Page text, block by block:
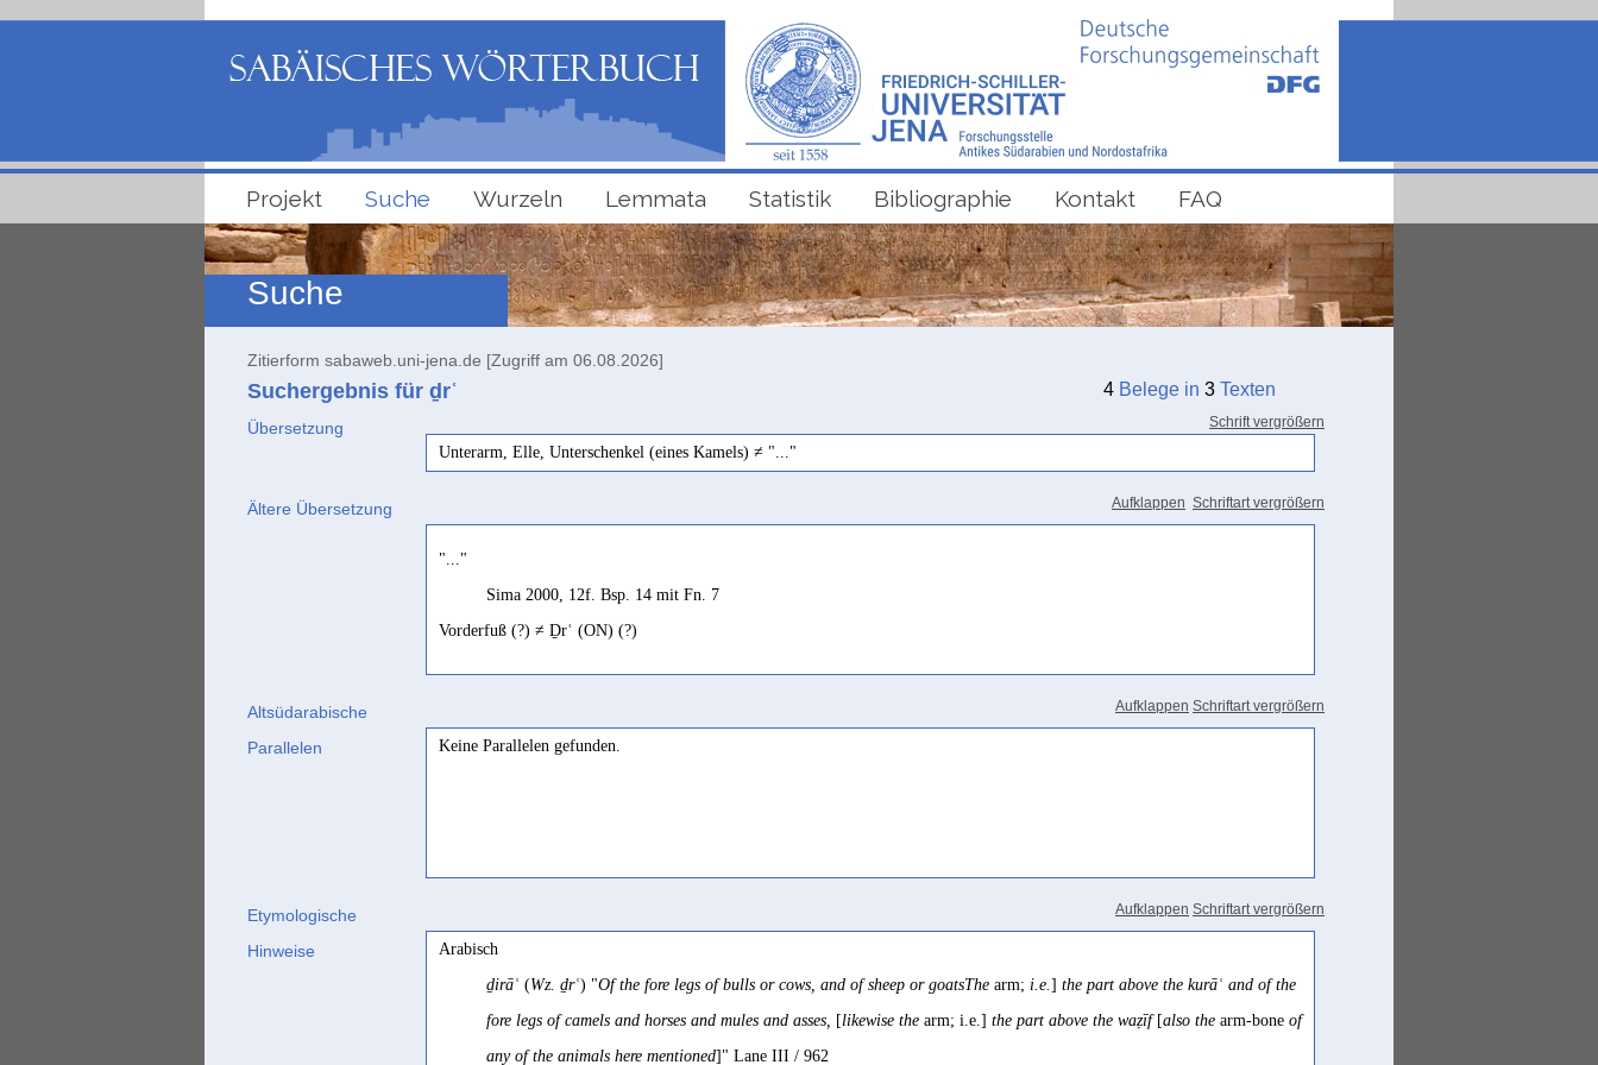
Projekt Suche Wurzeln Lemmata Statistik Bibliographie Kontakt FAQ
Suche
Zitierform sabaweb.uni-jena.de [Zugriff am 06.08.2026]
Suchergebnis für ḏrʿ 4 Belege in 3 Texten
Übersetzung Schrift vergrößern
Unterarm, Elle, Unterschenkel (eines Kamels) ≠ "..."
Ältere Übersetzung Aufklappen Schriftart vergrößern
"..."
Sima 2000, 12f. Bsp. 14 mit Fn. 7
Vorderfuß (?) ≠ Ḏrʿ (ON) (?)
Altsüdarabische
Parallelen
Aufklappen Schriftart vergrößern
Keine Parallelen gefunden.
Etymologische
Hinweise
Aufklappen Schriftart vergrößern
Arabisch
ḏirāʿ (Wz. ḏrʿ) "Of the fore legs of bulls or cows, and of sheep or goatsThe arm; i.e.] the part above the kurāʿ and of the
fore legs of camels and horses and mules and asses, [likewise the arm; i.e.] the part above the waẓīf[also the arm-bone of
any of the animals here mentioned]" Lane III / 962